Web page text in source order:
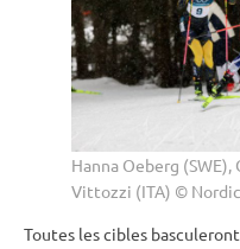
Hanna Oeberg
Vittozzi (ITA) ©
Toutes les cibles